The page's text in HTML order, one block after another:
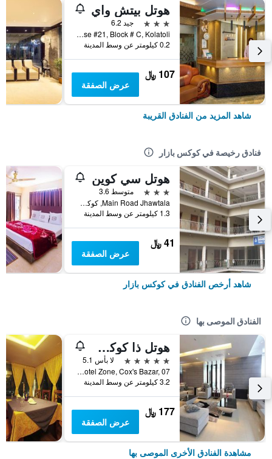
هوتل بيتش واي
3 نجوم
جيد 6.2
House #21, Block # C, Kolatoli, كوكس بازار, بنغلاديش
0.2 كيلومتر عن وسط المدينة
107 ﷼
عرض الصفقة
شاهد المزيد من الفنادق القريبة
فنادق رخيصة في كوكس بازار
هوتل سي كوين
3 نجوم
متوسط 3.6
Main Road Jhawtala, كوكس بازار, بنغلاديش
1.3 كيلومتر عن وسط المدينة
41 ﷼
عرض الصفقة
شاهد أرخص الفنادق في كوكس بازار
الفنادق الموصى بها
هوتل ذا كوكس توداي
5 نجوم
لا بأس 5.1
Hotel Motel Zone, Cox's Bazar, 07, كوكس بازار, بنغلاديش
3.2 كيلومتر عن وسط المدينة
177 ﷼
عرض الصفقة
مشاهدة الفنادق الأخرى الموصى بها